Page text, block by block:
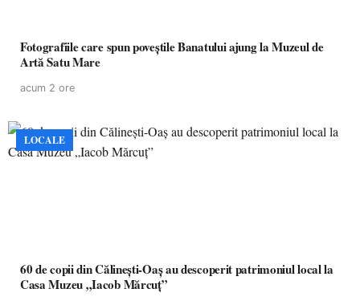
Fotografiile care spun poveștile Banatului ajung la Muzeul de
Artă Satu Mare
acum 2 ore
LOCALE
60 de copii din Călinești-Oaș au descoperit patrimoniul local la
Casa Muzeu „Iacob Mărcuț”